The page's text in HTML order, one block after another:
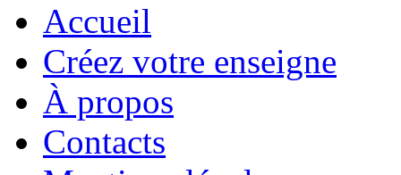
Accueil
Créez votre enseigne
À propos
Contacts